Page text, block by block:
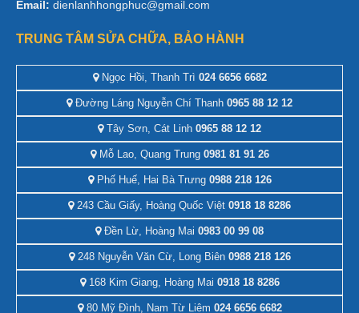
Email: dienlanhhongphuc@gmail.com
TRUNG TÂM SỬA CHỮA, BẢO HÀNH
Ngọc Hồi, Thanh Trì 024 6656 6682
Đường Láng Nguyễn Chí Thanh 0965 88 12 12
Tây Sơn, Cát Linh 0965 88 12 12
Mỗ Lao, Quang Trung0981 81 91 26
Phố Huế, Hai Bà Trưng0988 218 126
243 Cầu Giấy, Hoàng Quốc Việt 0918 18 8286
Đền Lừ, Hoàng Mai 0983 00 99 08
248 Nguyễn Văn Cừ, Long Biên0988 218 126
168 Kim Giang, Hoàng Mai 0918 18 8286
80 Mỹ Đình, Nam Từ Liêm 024 6656 6682